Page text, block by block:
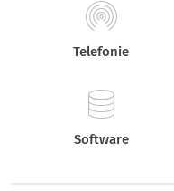
Telefonie
Software